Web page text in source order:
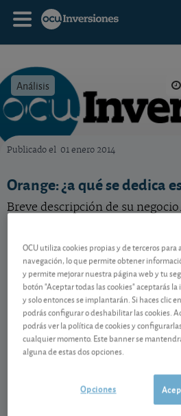
Análisis
Publicado el 01 enero 2014
Orange: ¿a qué se dedica
Breve descripción de su negocio.
Contenido
Gestiona tu dinero
experta
y consigue que cada
para ti
OCU utiliza cookies propias y de terceros
navegación, lo que permite obtener
y permite mejorar nuestra página web y tu
botón "Aceptar todas las cookies" aceptarás
y solo entonces se implantarán. Si haces clic
podrás configurar o deshabilitar las cookies.
podrás ver la política de cookies y
cualquier momento. Este banner se
alguna de estas dos opciones.
Opciones